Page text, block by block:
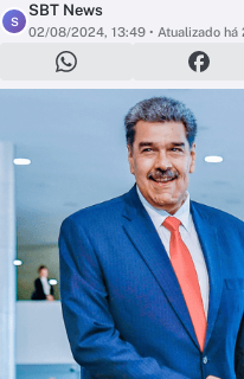
S
SBT News
02/08/2024, 13:49 • Atualizado há